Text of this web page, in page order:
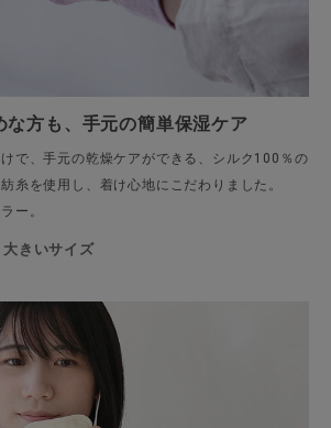
な方も、手元の簡単保湿ケア
で、手元の乾燥ケアができる、シルク100％の
糸を使用し、着け心地にこだわりました。
ー。
きいサイズ